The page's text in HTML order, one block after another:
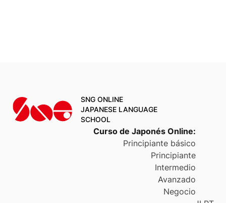
SNG ONLINE
JAPANESE LANGUAGE
SCHOOL
Curso de Japonés Online:
Principiante básico
Principiante
Intermedio
Avanzado
Negocio